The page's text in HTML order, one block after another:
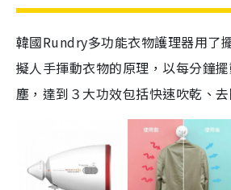
韓國Rundry多功能衣物護理器用了
擬人手揮動衣物的原理，以每分鐘
塵，達到３大功效包括快速吹乾、